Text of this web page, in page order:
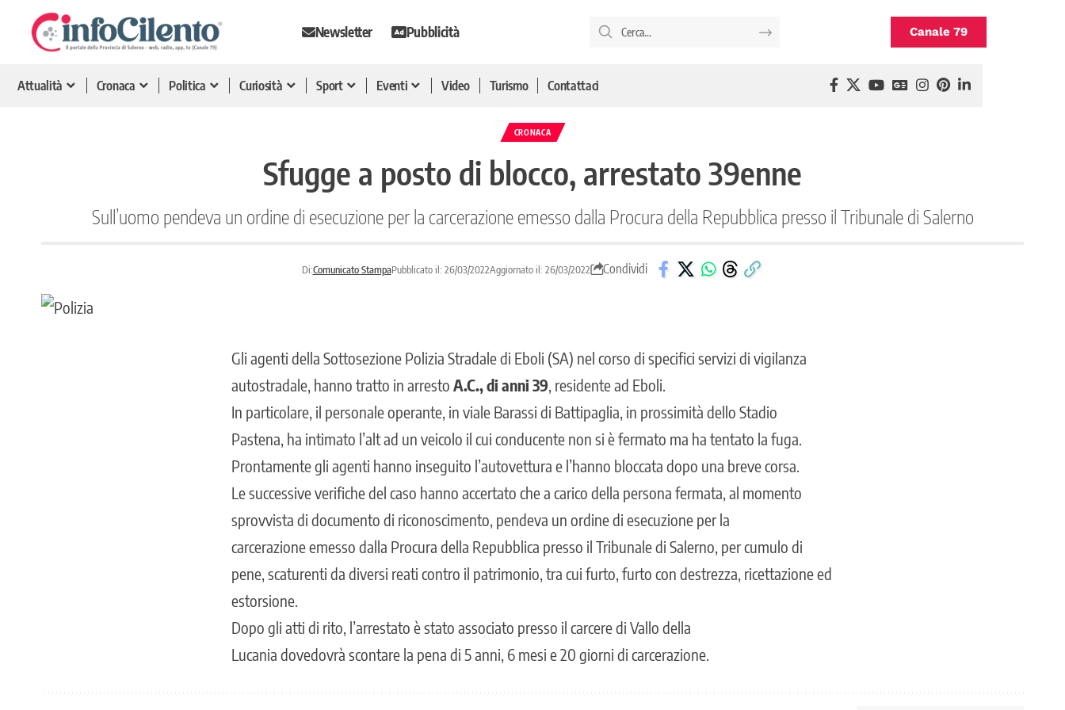
Newsletter Pubblicità Canale 79
Attualità Cronaca Politica Curiosità Sport Eventi Video Turismo Contattaci
CRONACA
Sfugge a posto di blocco, arrestato 39enne
Sull’uomo pendeva un ordine di esecuzione per la carcerazione emesso dalla Procura della Repubblica presso il Tribunale di Salerno
Di:Comunicato StampaPubblicato il: 26/03/2022Aggiornato il: 26/03/2022 Condividi
Gli agenti della Sottosezione Polizia Stradale di Eboli (SA) nel corso di specifici servizi di vigilanza
autostradale, hanno tratto in arresto A.C., di anni 39 , residente ad Eboli.
In particolare, il personale operante, in viale Barassi di Battipaglia, in prossimità dello Stadio
Pastena, ha intimato l’alt ad un veicolo il cui conducente non si è fermato ma ha tentato la fuga.
Prontamente gli agenti hanno inseguito l’autovettura e l’hanno bloccata dopo una breve corsa.
Le successive verifiche del caso hanno accertato che a carico della persona fermata, al momento
sprovvista di documento di riconoscimento, pendeva un ordine di esecuzione per la
carcerazione emesso dalla Procura della Repubblica presso il Tribunale di Salerno, per cumulo di
pene, scaturenti da diversi reati contro il patrimonio, tra cui furto, furto con destrezza, ricettazione ed
estorsione.
Dopo gli atti di rito, l’arrestato è stato associato presso il carcere di Vallo della
Lucania dovedovrà scontare la pena di 5 anni, 6 mesi e 20 giorni di carcerazione.